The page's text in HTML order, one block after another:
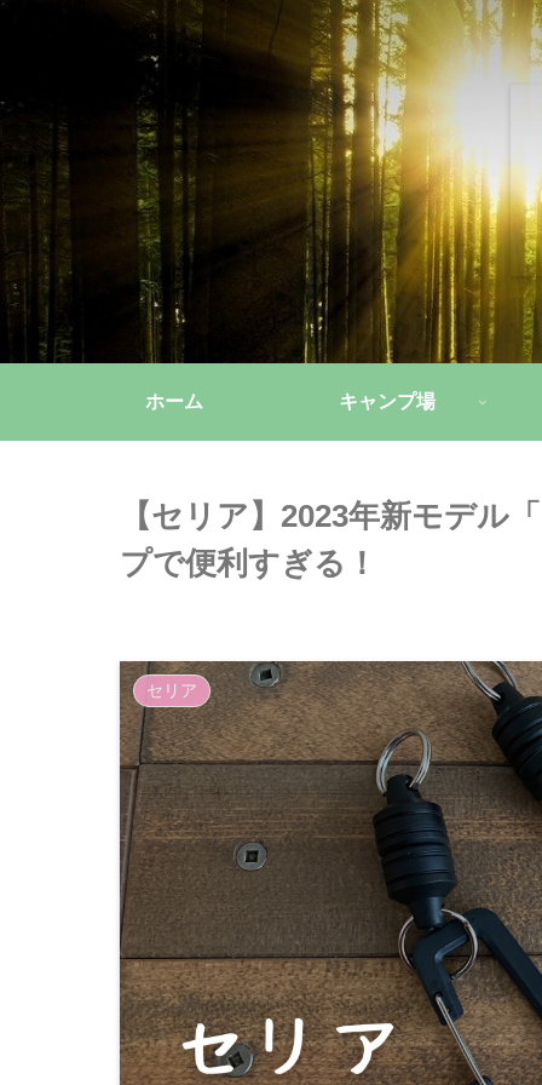
ホーム キャンプ場
【セリア】2023年新モデル
プで便利すぎる！
セリア